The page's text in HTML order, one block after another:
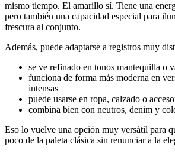
mismo tiempo. El amarillo sí. Tiene una
pero también una capacidad especial para
frescura al conjunto.
Además, puede adaptarse a registros muy
se ve refinado en tonos mantequilla o
funciona de forma más moderna en
intensas
puede usarse en ropa, calzado o
combina bien con neutros, denim y
Eso lo vuelve una opción muy versátil para
poco de la paleta clásica sin renunciar a la